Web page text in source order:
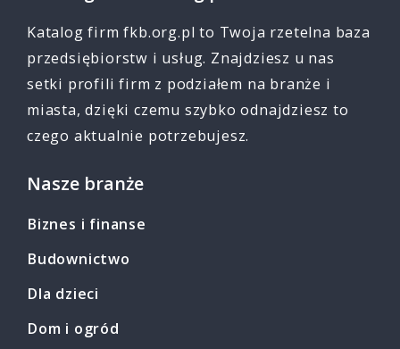
Katalog firm fkb.org.pl to Twoja rzetelna baza
przedsiębiorstw i usług. Znajdziesz u nas
setki profili firm z podziałem na branże i
miasta, dzięki czemu szybko odnajdziesz to
czego aktualnie potrzebujesz.
Nasze branże
Biznes i finanse
Budownictwo
Dla dzieci
Dom i ogród